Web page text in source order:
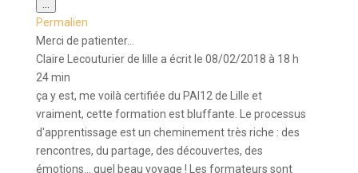
cette
boîte
méta.
Permalien
Merci de patienter...
Claire Lecouturierde lille a écrit le 08/02/2018 à 18 h
24 min
ça y est, me voilà certifiée du PAI12 de Lille et
vraiment, cette formation est bluffante. Le processus
d'apprentissage est un cheminement très riche : des
rencontres, du partage, des découvertes, des
émotions... quel beau voyage ! Les formateurs sont